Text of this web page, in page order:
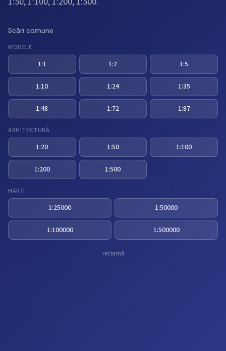
Scări comune
MODELE
1:1 1:2 1:5
1:10 1:24 1:35
1:48 1:72 1:87
ARHITECTURĂ
1:20 1:50 1:100
1:200 1:500
HĂRȚI
1:25000 1:50000
1:100000 1:500000
reclamă